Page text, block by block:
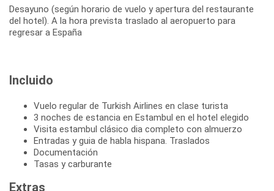
Desayuno (según horario de vuelo y apertura del restaurante
del hotel). A la hora prevista traslado al aeropuerto para
regresar a España
Incluido
Vuelo regular de Turkish Airlines en clase turista
3 noches de estancia en Estambul en el hotel elegido
Visita estambul clásico dia completo con almuerzo
Entradas y guia de habla hispana. Traslados
Documentación
Tasas y carburante
Extras